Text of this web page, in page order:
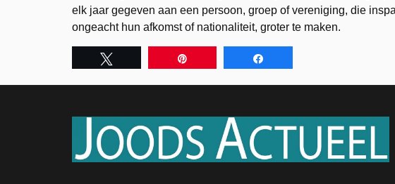
elk jaar gegeven aan een persoon, groep of vereniging, die
ongeacht hun afkomst of nationaliteit, groter te maken.